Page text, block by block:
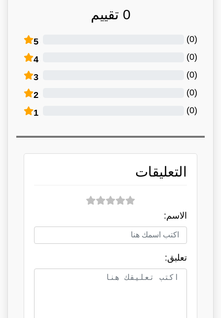
0 تقييم
5 (
0
)
4 (
0
)
3 (
0
)
2 (
0
)
1 (
0
)
التعليقات
الاسم:
تعلبق: